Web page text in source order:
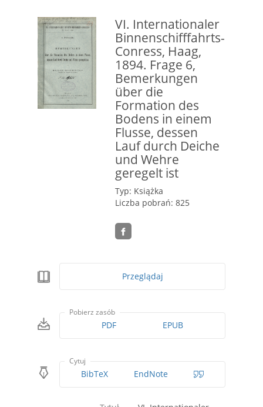
VI. Internationaler
Binnenschifffahrts-
Conress, Haag,
1894. Frage 6,
Bemerkungen
über die
Formation des
Bodens in einem
Flusse, dessen
Lauf durch Deiche
und Wehre
geregelt ist
Typ: Książka
Liczba pobrań: 825
Przeglądaj
Pobierz zasób
PDF EPUB
Cytuj
BibTeX EndNote